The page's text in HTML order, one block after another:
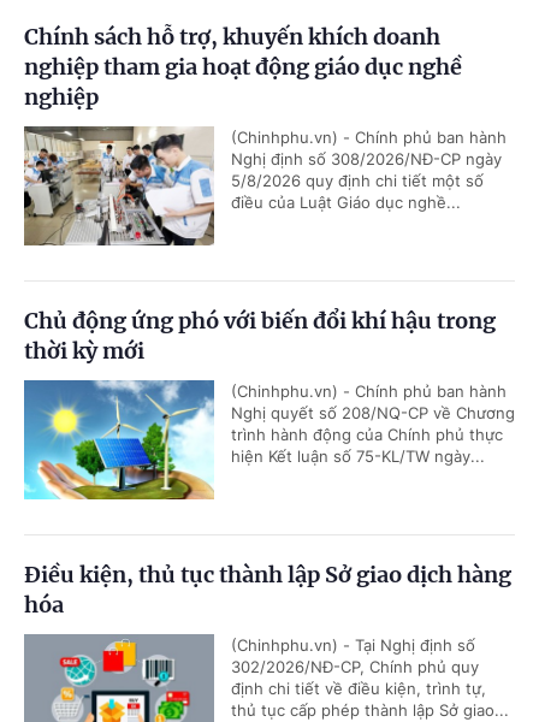
Chính sách hỗ trợ, khuyến khích doanh
nghiệp tham gia hoạt động giáo dục nghề
nghiệp
(Chinhphu.vn) - Chính phủ ban hành
Nghị định số 308/2026/NĐ-CP ngày
5/8/2026 quy định chi tiết một số
điều của Luật Giáo dục nghề...
Chủ động ứng phó với biến đổi khí hậu trong
thời kỳ mới
(Chinhphu.vn) - Chính phủ ban hành
Nghị quyết số 208/NQ-CP về Chương
trình hành động của Chính phủ thực
hiện Kết luận số 75-KL/TW ngày...
Điều kiện, thủ tục thành lập Sở giao dịch hàng
hóa
(Chinhphu.vn) - Tại Nghị định số
302/2026/NĐ-CP, Chính phủ quy
định chi tiết về điều kiện, trình tự,
thủ tục cấp phép thành lập Sở giao...